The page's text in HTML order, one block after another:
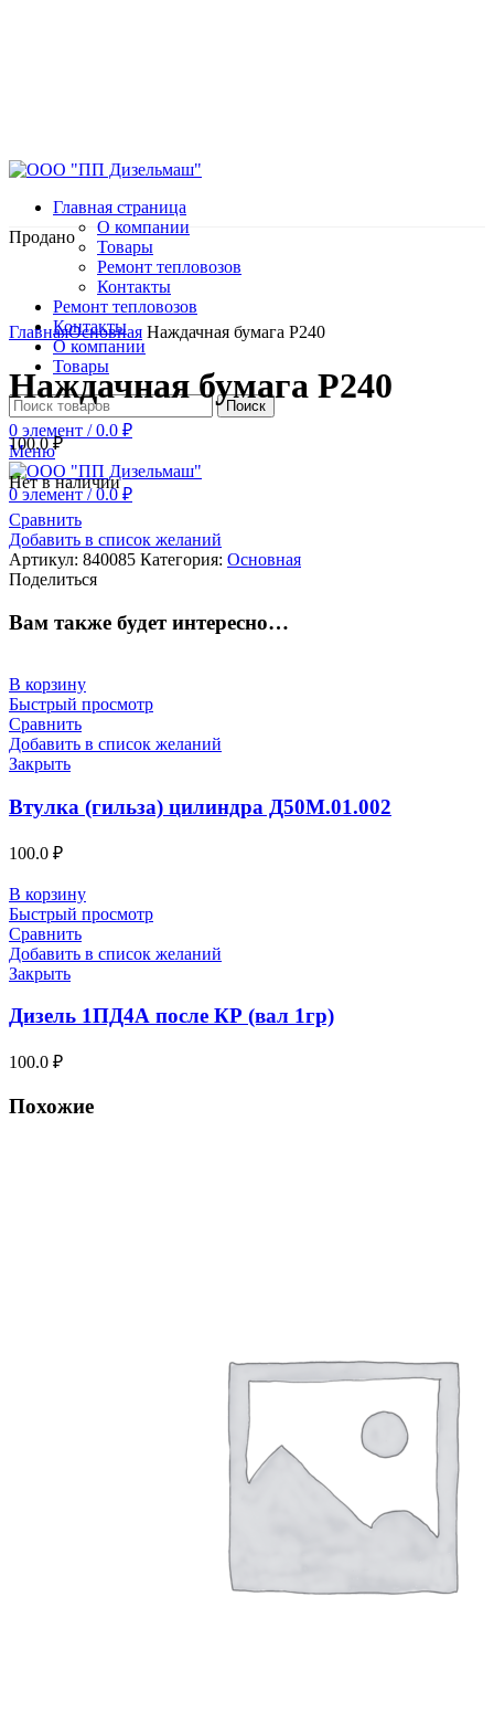
Главная страница
О компании
Товары
Ремонт тепловозов
Контакты
Ремонт тепловозов
Контакты
О компании
Товары
Поиск
0 элемент / 0.0 ₽
Меню
0элемент / 0.0₽
Продано
Нажмите, чтобы увеличить
ГлавнаяОсновная Наждачная бумага Р240
Наждачная бумага Р240
100.0₽
Нет в наличии
Сравнить
Добавить в список желаний
Артикул: 840085 Категория: Основная
Поделиться
Вам также будет интересно…
В корзину
Быстрый просмотр
Сравнить
Добавить в список желаний
Закрыть
Втулка (гильза) цилиндра Д50М.01.002
100.0 ₽
В корзину
Быстрый просмотр
Сравнить
Добавить в список желаний
Закрыть
Дизель 1ПД4А после КР (вал 1гр)
100.0 ₽
Похожие